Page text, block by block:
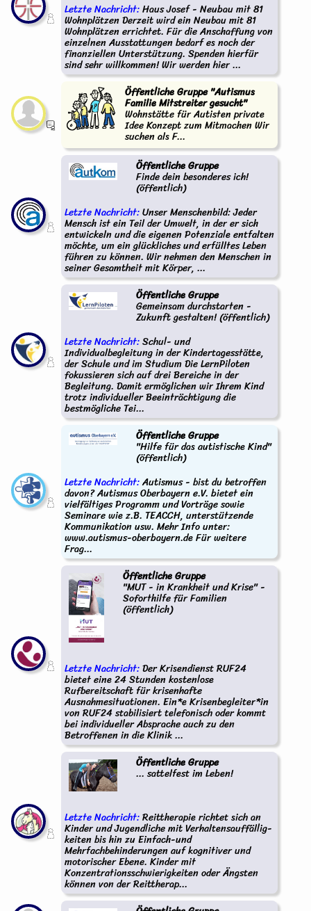
Letzte Nachricht:Haus Josef - Neubau mit 81
Wohnplätzen Derzeit wird ein Neubau mit 81
Wohnplätzen errichtet. Für die Anschaffung von
einzelnen Ausstattungen bedarf es noch der
finanziellen Unterstützung. Spenden hierfür
sind sehr willkommen! Wir werden hier ...
Öffentliche Gruppe "Autismus
Familie Mitstreiter gesucht"
Wohnstätte für Autisten private
Idee Konzept zum Mitmachen Wir
suchen als F...
Öffentliche Gruppe
Finde dein besonderes ich!
(öffentlich)
Letzte Nachricht:Unser Menschenbild: Jeder
Mensch ist ein Teil der Umwelt, in der er sich
entwickeln und die eigenen Potenziale entfalten
möchte, um ein glückliches und erfülltes Leben
führen zu können. Wir nehmen den Menschen in
seiner Gesamtheit mit Körper, ...
Öffentliche Gruppe
Gemeinsam durchstarten -
Zukunft gestalten! (öffentlich)
Letzte Nachricht:Schul- und
Individualbegleitung in der Kindertagesstätte,
der Schule und im Studium Die LernPiloten
fokussieren sich auf drei Bereiche in der
Begleitung. Damit ermöglichen wir Ihrem Kind
trotz individueller Beeinträchtigung die
bestmögliche Tei...
Öffentliche Gruppe
"Hilfe für das autistische Kind"
(öffentlich)
Letzte Nachricht:Autismus - bist du betroffen
davon? Autismus Oberbayern e.V. bietet ein
vielfältiges Programm und Vorträge sowie
Seminare wie z.B. TEACCH, unterstützende
Kommunikation usw. Mehr Info unter:
www.autismus-oberbayern.de Für weitere
Frag...
Öffentliche Gruppe
"MUT - in Krankheit und Krise" -
Soforthilfe für Familien
(öffentlich)
Letzte Nachricht:Der Krisendienst RUF24
bietet eine 24 Stunden kostenlose
Rufbereitschaft für krisenhafte
Ausnahmesituationen. Ein*e Krisenbegleiter*in
von RUF24 stabilisiert telefonisch oder kommt
bei individueller Absprache auch zu den
Betroffenen in die Klinik ...
Öffentliche Gruppe
... sattelfest im Leben!
Letzte Nachricht:Reittherapie richtet sich an
Kinder und Jugendliche mit Verhaltensauffällig-
keiten bis hin zu Einfach-und
Mehrfachbehinderungen auf kognitiver und
motorischer Ebene. Kinder mit
Konzentrationsschwierigkeiten oder Ängsten
können von der Reittherap...